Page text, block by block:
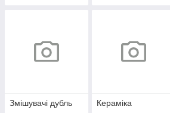
Змішувачі дубль Кераміка